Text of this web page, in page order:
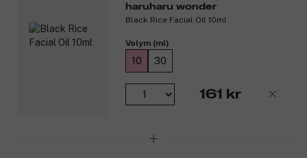
haruharu wonder
Black Rice Facial Oil 10ml
Volym (ml)
10 30
161 kr